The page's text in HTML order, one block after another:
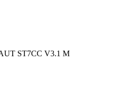
ST7CC V3.1 M